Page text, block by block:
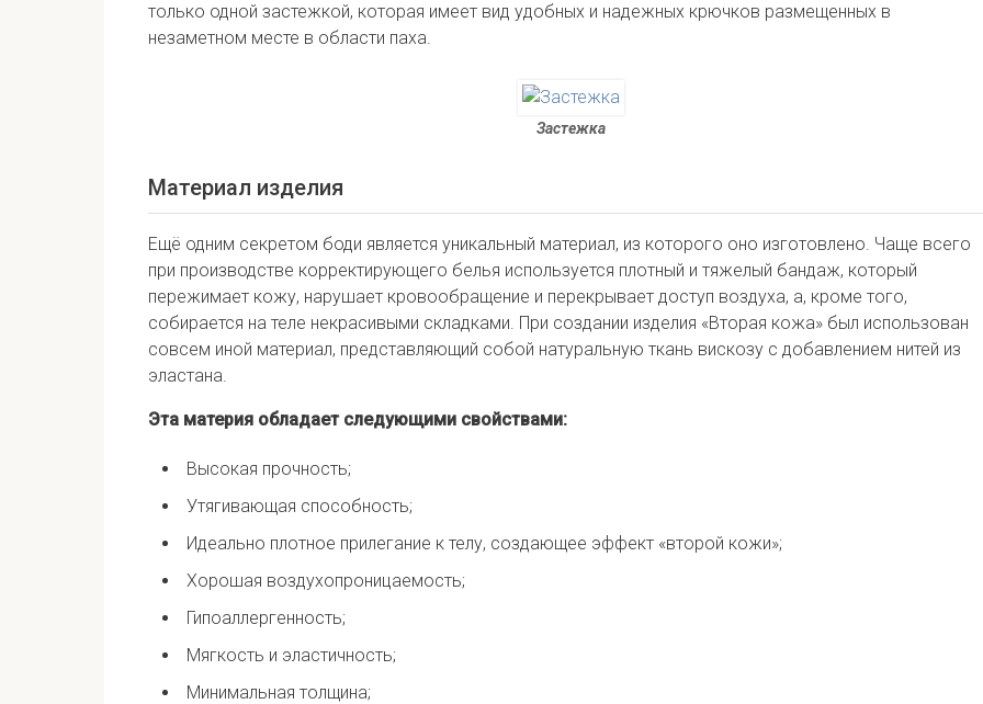
только одной застежкой, которая имеет вид удобных и надежных крючков размещенных в
незаметном месте в области паха.
Застежка
Материал изделия
Ещё одним секретом боди является уникальный материал, из которого оно изготовлено. Чаще всего
при производстве корректирующего белья используется плотный и тяжелый бандаж, который
пережимает кожу, нарушает кровообращение и перекрывает доступ воздуха, а, кроме того,
собирается на теле некрасивыми складками. При создании изделия «Вторая кожа» был использован
совсем иной материал, представляющий собой натуральную ткань вискозу с добавлением нитей из
эластана.
Эта материя обладает следующими свойствами:
Высокая прочность;
Утягивающая способность;
Идеально плотное прилегание к телу, создающее эффект «второй кожи»;
Хорошая воздухопроницаемость;
Гипоаллергенность;
Мягкость и эластичность;
Минимальная толщина;